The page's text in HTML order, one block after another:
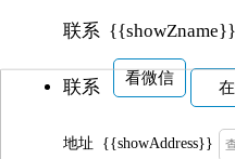
联系 {{showZname}}
联系 看微信
地址 {{showAddress}}